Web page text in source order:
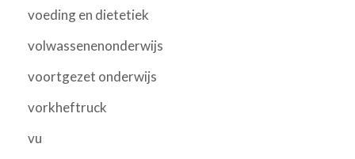
voeding en dietetiek
volwassenenonderwijs
voortgezet onderwijs
vorkheftruck
vu